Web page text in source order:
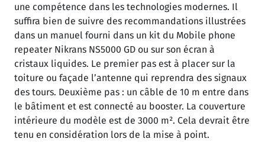
une compétence dans les technologies modernes. Il
suffira bien de suivre des recommandations illustrées
dans un manuel fourni dans un kit du Mobile phone
repeater Nikrans NS5000 GD ou sur son écran à
cristaux liquides. Le premier pas est à placer sur la
toiture ou façade l’antenne qui reprendra des signaux
des tours. Deuxième pas : un câble de 10 m entre dans
le bâtiment et est connecté au booster. La couverture
intérieure du modèle est de 3000 m². Cela devrait être
tenu en considération lors de la mise à point.